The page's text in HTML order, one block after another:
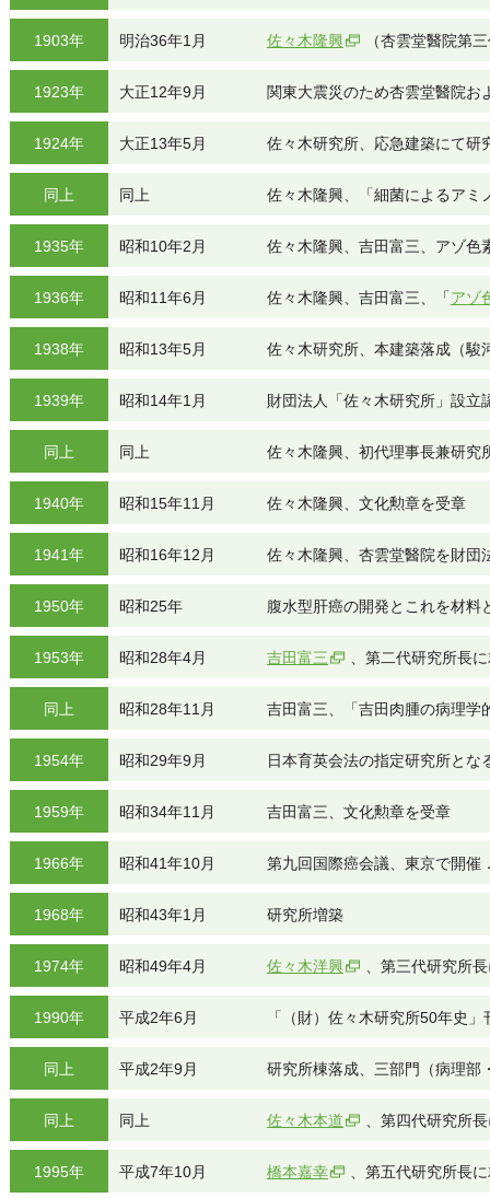
1903年 明治36年1月 佐々木隆興 （杏雲堂醫院第
1923年 大正12年9月 関東大震災のため杏雲堂醫院お
1924年 大正13年5月 佐々木研究所、応急建築にて研
同上 同上 佐々木隆興、「細菌によるアミ
1935年 昭和10年2月 佐々木隆興、吉田富三、アゾ色
1936年 昭和11年6月 佐々木隆興、吉田富三、「アゾ
1938年 昭和13年5月 佐々木研究所、本建築落成（駿
1939年 昭和14年1月 財団法人「佐々木研究所」設立
同上 同上 佐々木隆興、初代理事長兼研究
1940年 昭和15年11月 佐々木隆興、文化勲章を受章
1941年 昭和16年12月 佐々木隆興、杏雲堂醫院を財団
1950年 昭和25年 腹水型肝癌の開発とこれを材料
1953年 昭和28年4月 吉田富三 、第二代研究所長
同上 昭和28年11月 吉田富三、「吉田肉腫の病理学
1954年 昭和29年9月 日本育英会法の指定研究所とな
1959年 昭和34年11月 吉田富三、文化勲章を受章
1966年 昭和41年10月 第九回国際癌会議、東京で開催
1968年 昭和43年1月 研究所増築
1974年 昭和49年4月 佐々木洋興 、第三代研究所
1990年 平成2年6月 「（財）佐々木研究所50年史」
同上 平成2年9月 研究所棟落成、三部門（病理部
同上 同上 佐々木本道 、第四代研究所
1995年 平成7年10月 橋本嘉幸 、第五代研究所長